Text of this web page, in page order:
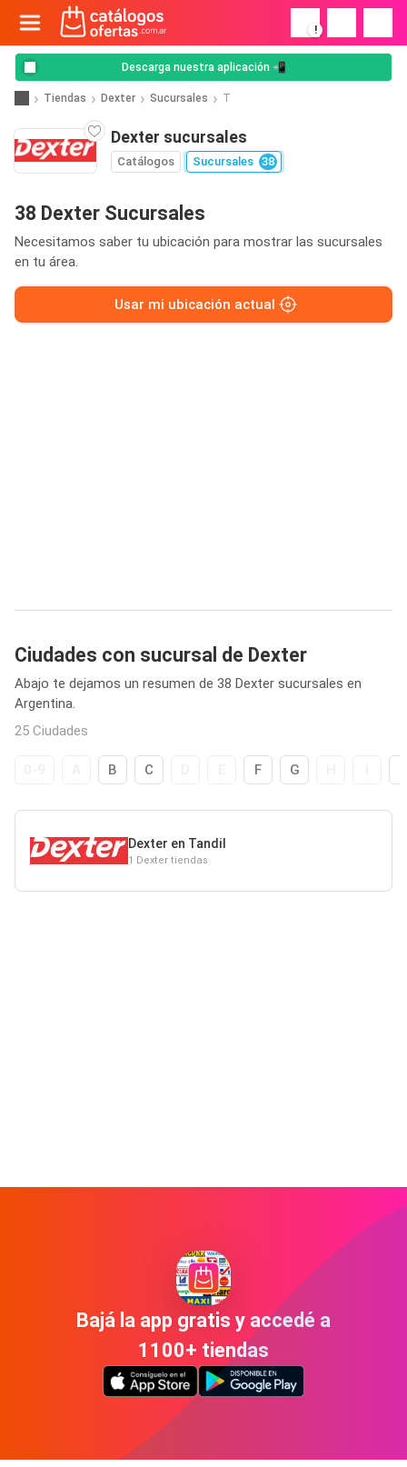
!
Descarga nuestra aplicación 📲
Tiendas Dexter Sucursales T
Dexter sucursales
Catálogos Sucursales 38
38 Dexter Sucursales
Necesitamos saber tu ubicación para mostrar las sucursales
en tu área.
Usar mi ubicación actual
Ciudades con sucursal de Dexter
Abajo te dejamos un resumen de 38 Dexter sucursales en
Argentina.
25 Ciudades
B C F G
Dexter en Tandil
1 Dexter tiendas
Bajá la app gratis y accedé a
1100+ tiendas